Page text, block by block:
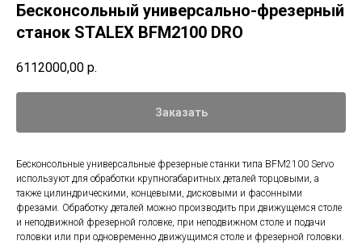
Бесконсольный универсально-фрезерный
станок STALEX BFM2100 DRO
6112000,00 р.
Заказать
Бесконсольные универсальные фрезерные станки типа BFM2100 Servo
используют для обработки крупногабаритных деталей торцовыми, а
также цилиндрическими, концевыми, дисковыми и фасонными
фрезами. Обработку деталей можно производить при движущемся столе
и неподвижной фрезерной головке, при неподвижном столе и подачи
головки или при одновременно движущимся столе и фрезерной головки.